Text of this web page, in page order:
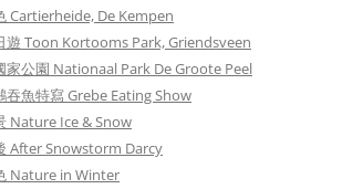
Cartierheide, De Kempen
遊 Toon Kortooms Park, Griendsveen
家公園 Nationaal Park De Groote Peel
吞魚特寫 Grebe Eating Show
Nature Ice & Snow
After Snowstorm Darcy
Nature in Winter